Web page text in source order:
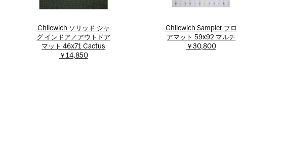
Chilewich ソリッド シャ
グ インドア／アウトドア
マット 46x71 Cactus
￥14,850
Chilewich Sampler フロ
アマット 59x92 マルチ
￥30,800